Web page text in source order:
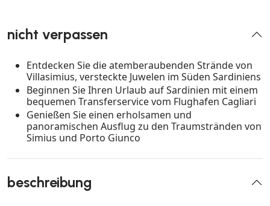
nicht verpassen
Entdecken Sie die atemberaubenden Strände von
Villasimius, versteckte Juwelen im Süden Sardiniens
Beginnen Sie Ihren Urlaub auf Sardinien mit einem
bequemen Transferservice vom Flughafen Cagliari
Genießen Sie einen erholsamen und
panoramischen Ausflug zu den Traumstränden von
Simius und Porto Giunco
beschreibung